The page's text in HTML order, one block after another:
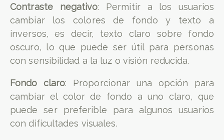
Contraste negativo: Permitir a los usuarios
cambiar los colores de fondo y texto a
inversos, es decir, texto claro sobre fondo
oscuro, lo que puede ser útil para personas
con sensibilidad a la luz o visión reducida.
Fondo claro: Proporcionar una opción para
cambiar el color de fondo a uno claro, que
puede ser preferible para algunos usuarios
con dificultades visuales.